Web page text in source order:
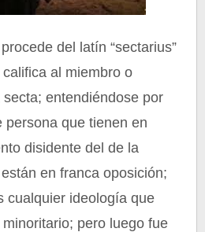
del latín “sectarius”
al miembro o
entendiéndose por
persona que tienen en
disidente del de la
en franca oposición;
cualquier ideología que
pero luego fue